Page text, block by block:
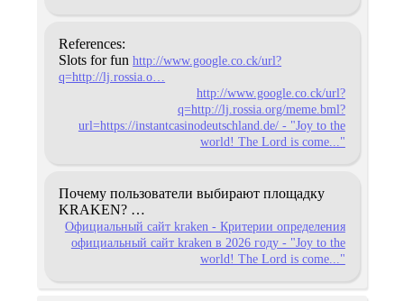
References:
Slots for funhttp://www.google.co.ck/url?
q=http://lj.rossia.o…
http://www.google.co.ck/url?
q=http://lj.rossia.org/meme.bml?
url=https://instantcasinodeutschland.de/ - "Joy to the
world! The Lord is come..."
Почему пользователи выбирают площадку
KRAKEN? …
Официальный сайт kraken - Критерии определения
официальный сайт kraken в 2026 году - "Joy to the
world! The Lord is come..."